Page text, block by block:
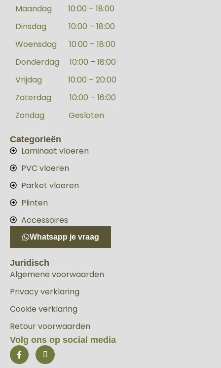
Maandag
10:00 – 18:00
Dinsdag
10:00 – 18:00
Woensdag
10:00 – 18:00
Donderdag
10:00 – 18:00
Vrijdag
10:00 – 20:00
Zaterdag
10:00 – 16:00
Zondag
Gesloten
Categorieën
Laminaat vloeren
PVC vloeren
Parket vloeren
Plinten
Accessoires
Whatsapp je vraag
Juridisch
Algemene voorwaarden
Privacy verklaring
Cookie verklaring
Retour voorwaarden
Volg ons op social media